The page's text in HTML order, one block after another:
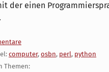
der einen
computer, osbn, perl, python
Themen: